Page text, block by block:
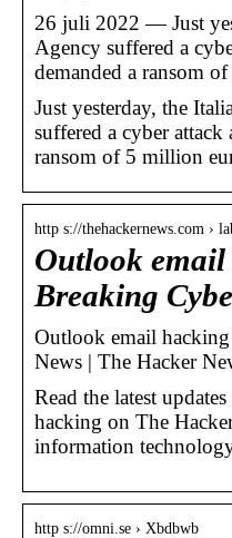
26 juli 2022 — Just
Agency suffered a
demanded a ransom
Just yesterday, the
suffered a cyber attack
ransom of 5 million
http s://thehackernews.com ›
Outlook
Breaking
Outlook email
News | The Hacker
Read the latest
hacking on The
information
http s://omni.se › Xbdbwb